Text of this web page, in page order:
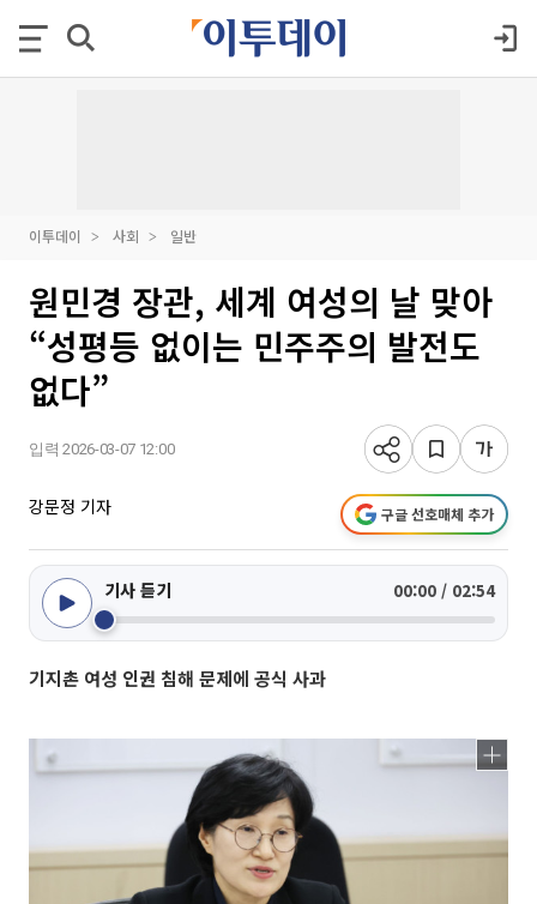
이투데이 사회 일반
원민경 장관, 세계 여성의 날 맞아
“성평등 없이는 민주주의 발전도
없다”
입력 2026-03-07 12:00
강문정 기자 구글 선호매체 추가
기사 듣기 00:00 / 02:54
기지촌 여성 인권 침해 문제에 공식 사과